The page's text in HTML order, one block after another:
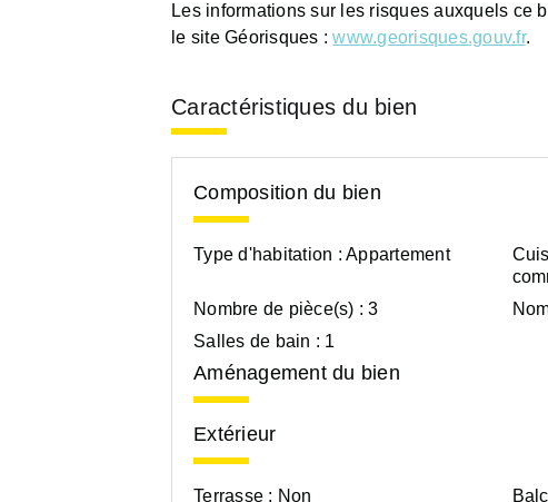
Les informations sur les risques auxquels ce
le site Géorisques :www.georisques.gouv.fr.
Caractéristiques du bien
Composition du bien
Type d'habitation : Appartement
Nombre de pièce(s) :3
Salles de bain : 1
Aménagement du bien
Extérieur
Terrasse : Non